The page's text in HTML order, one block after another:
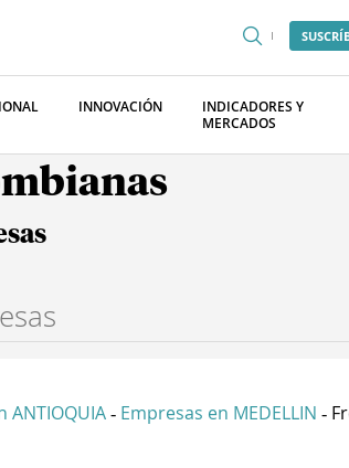
INNOVACIÓN
INDICADORES Y
MERCADOS
ANTIOQUIA - Empresas en MEDELLIN -